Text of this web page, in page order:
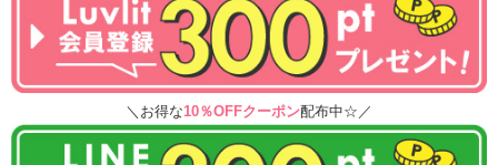
＼お得な10％OFFクーポン配布中☆／